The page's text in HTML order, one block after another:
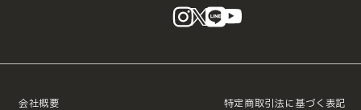
instagram
X LINE
会社概要 特定商取引法に基づく表記